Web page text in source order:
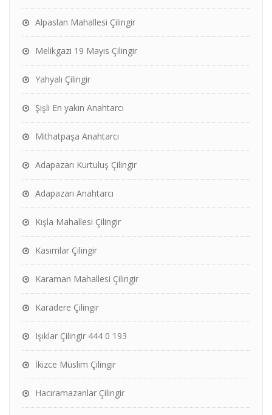
Alpaslan Mahallesi Çilingir
Melikgazi 19 Mayıs Çilingir
Yahyalı Çilingir
Şişli En yakın Anahtarcı
Mithatpaşa Anahtarcı
Adapazarı Kurtuluş Çilingir
Adapazarı Anahtarcı
Kışla Mahallesi Çilingir
Kasımlar Çilingir
Karaman Mahallesi Çilingir
Karadere Çilingir
Işıklar Çilingir 444 0 193
İkizce Müslim Çilingir
Hacıramazanlar Çilingir